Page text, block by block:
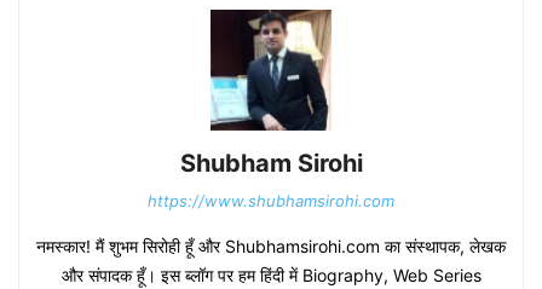
Shubham Sirohi
https://www.shubhamsirohi.com
नमस्कार! मैं शुभम सिरोही हूँ और Shubhamsirohi.com का संस्थापक, लेखक
और संपादक हूँ। इस ब्लॉग पर हम हिंदी में Biography, Web Series